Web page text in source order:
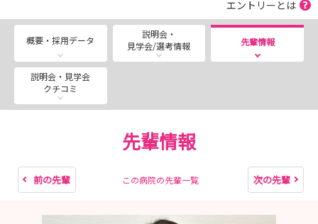
新人看護師や先輩看護師の働く姿を間近で体験し、病院の
雰囲気を直接感じてみてください。
＜インターンシップ＞
7月18日（土） 13：30～16：00 終了済
7月31日（金） 13：30～16：00 終了済
8月開催 8月は毎週木、金、土曜日に開催！
エントリーとは
概要・採用データ
説明会・
見学会/選考情報
先輩情報
説明会・見学会
クチコミ
先輩情報
前の先輩 この病院の先輩一覧 次の先輩